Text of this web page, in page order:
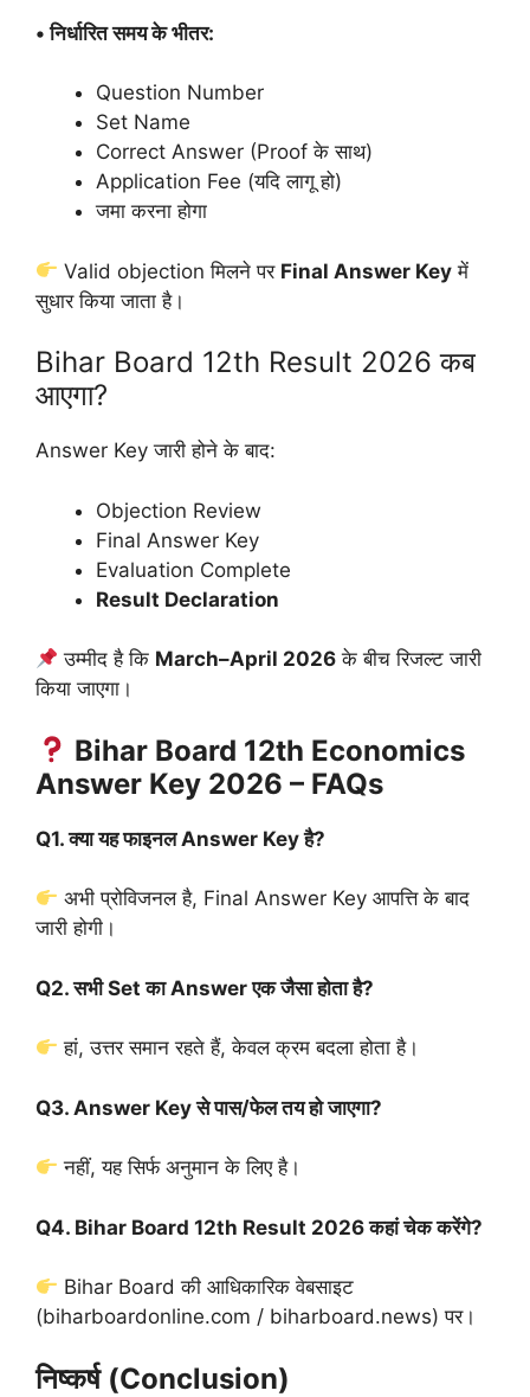
• निर्धारित समय के भीतर:
Question Number
Set Name
Correct Answer (Proof के साथ)
Application Fee (यदि लागू हो)
जमा करना होगा
Valid objection मिलने पर Final Answer Key में
सुधार किया जाता है।
Bihar Board 12th Result 2026 कब
आएगा?
Answer Key जारी होने के बाद:
Objection Review
Final Answer Key
Evaluation Complete
Result Declaration
उम्मीद है कि March–April 2026 के बीच रिजल्ट जारी
किया जाएगा।
Bihar Board 12th Economics
Answer Key 2026 – FAQs
Q1. क्या यह फाइनल Answer Key है?
अभी प्रोविजनल है, Final Answer Key आपत्ति के बाद
जारी होगी।
Q2. सभी Set का Answer एक जैसा होता है?
हां, उत्तर समान रहते हैं, केवल क्रम बदला होता है।
Q3. Answer Key से पास/फेल तय हो जाएगा?
नहीं, यह सिर्फ अनुमान के लिए है।
Q4. Bihar Board 12th Result 2026 कहां चेक करेंगे?
Bihar Board की आधिकारिक वेबसाइट
(biharboardonline.com / biharboard.news) पर।
निष्कर्ष (Conclusion)